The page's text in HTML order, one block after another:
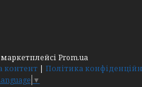
Prom.ua
контент | Політика
▼